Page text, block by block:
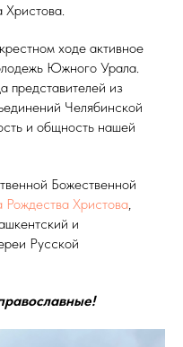
ходе активное
Южного Урала.
представителей из
Челябинской
и общность нашей
Божественной
Рождества Христова
и
Русской